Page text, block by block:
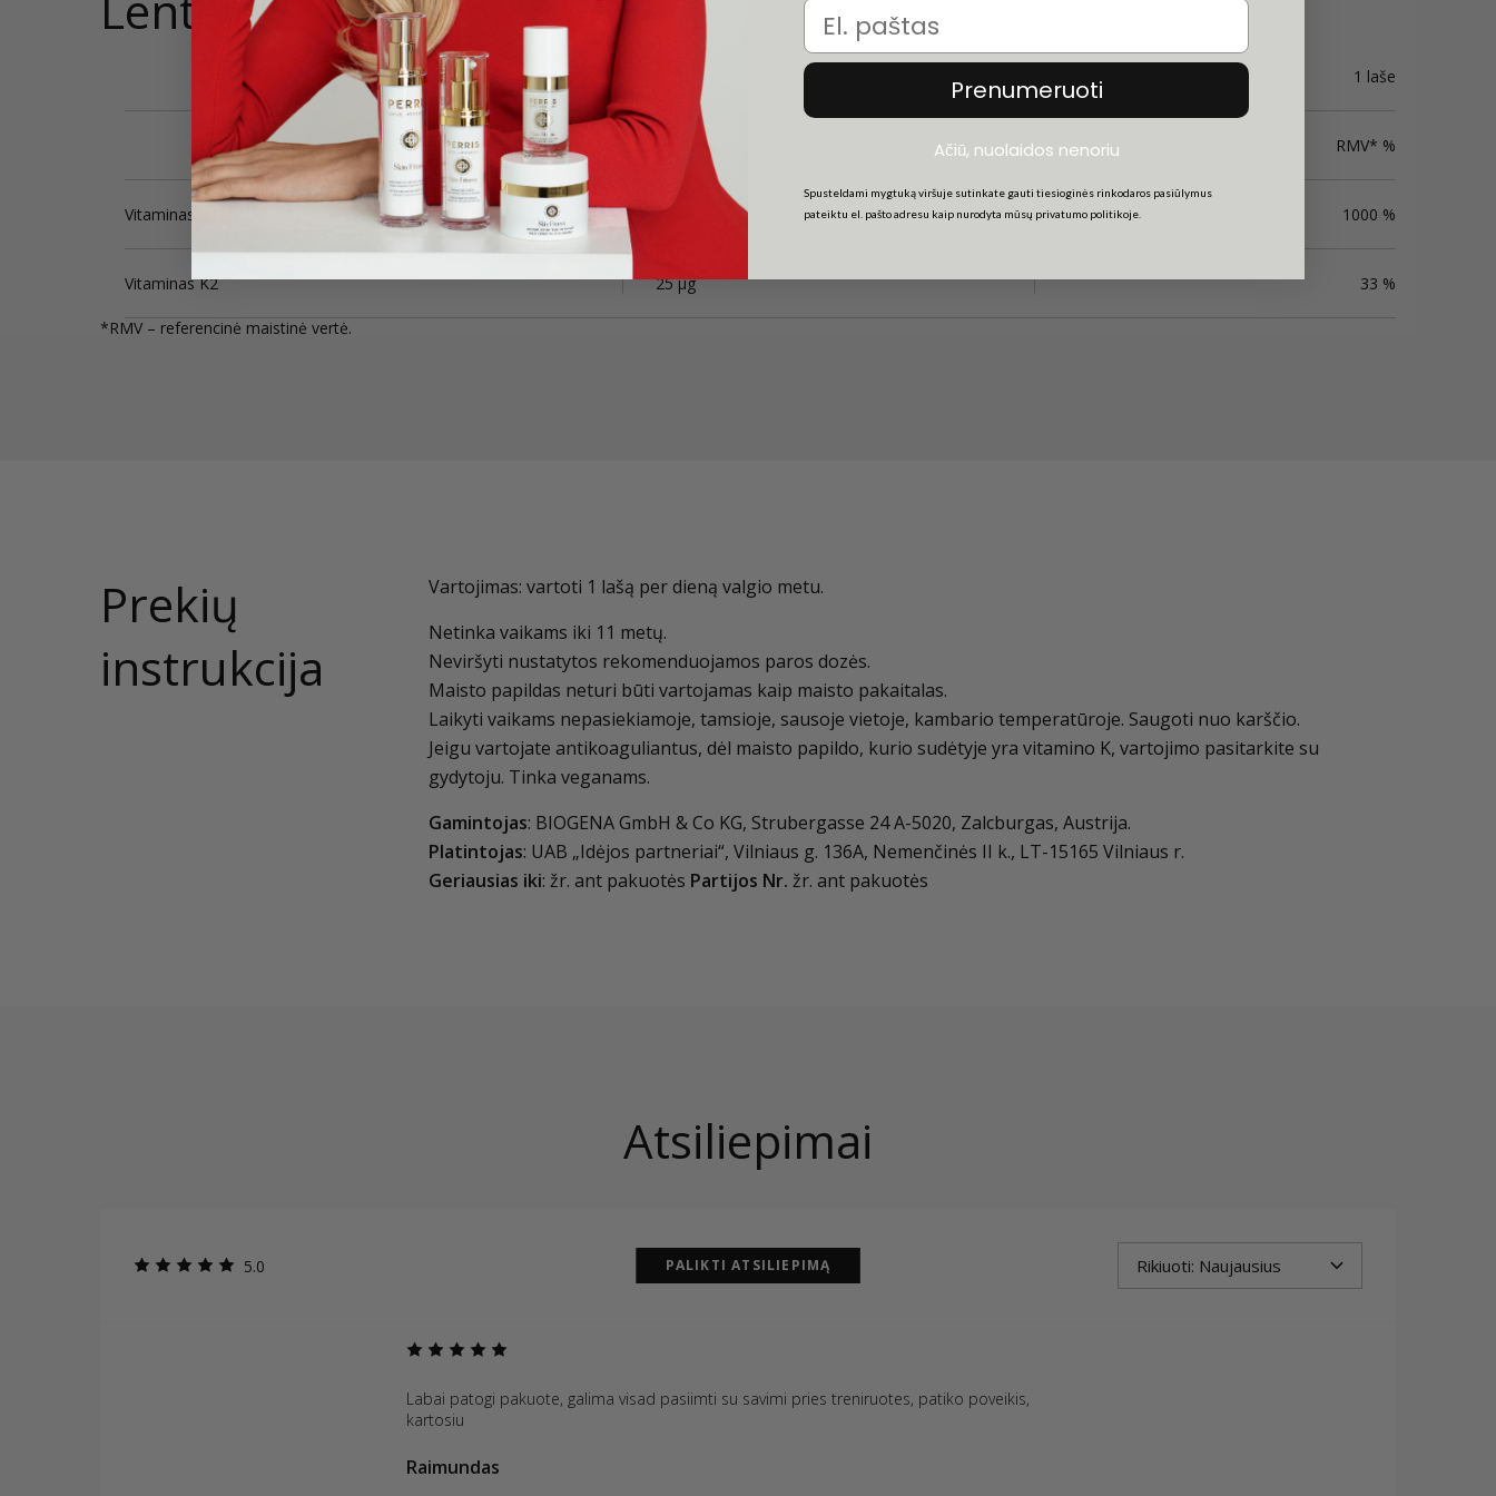
1 laše
RMV* %
Vitaminas D3 50 µg 1000 %
Vitaminas K2 25 µg 33 %
*RMV – referencinė maistinė vertė.
Prekių
instrukcija
Vartojimas: vartoti 1 lašą per dieną valgio metu.
Netinka vaikams iki 11 metų.
Neviršyti nustatytos rekomenduojamos paros dozės.
Maisto papildas neturi būti vartojamas kaip maisto pakaitalas.
Laikyti vaikams nepasiekiamoje, tamsioje, sausoje vietoje, kambario temperatūroje. Saugoti nuo karščio.
Jeigu vartojate antikoaguliantus, dėl maisto papildo, kurio sudėtyje yra vitamino K, vartojimo pasitarkite su
gydytoju. Tinka veganams.
Gamintojas: BIOGENA GmbH & Co KG, Strubergasse 24 A-5020, Zalcburgas, Austrija.
Platintojas: UAB „Idėjos partneriai“, Vilniaus g. 136A, Nemenčinės II k., LT-15165 Vilniaus r.
Geriausias iki: žr. ant pakuotės Partijos Nr. žr. ant pakuotės
Atsiliepimai
5.0 PALIKTI ATSILIEPIMĄ
Labai patogi pakuote, galima visad pasiimti su savimi pries treniruotes, patiko poveikis,
kartosiu
Raimundas
Email
Prenumeruoti
Ačiū, nuolaidos nenoriu
Spusteldami mygtuką viršuje sutinkate gauti tiesioginės rinkodaros pasiūlymus
pateiktu el. pašto adresu kaip nurodyta mūsų privatumo politikoje.